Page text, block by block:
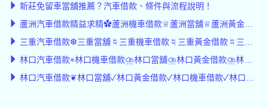
新莊免留車當舖推薦？汽車借款、條件與流程說明！
蘆洲汽車借款精益求精✿蘆洲機車借款♕蘆洲當舖♕蘆洲黃金借款♕蘆洲轉貸降息
三重汽車借款❆三重當舖♮三重機車借款♮三重黃金借款♮三重轉貸♮轉貸降息
林口汽車借款⌖林口機車借款⛈︎林口當舖⛈︎林口黃金借款⛈︎林口轉貸降息⛈︎轉貸
林口汽車借款❦林口當舖✓林口黃金借款✓林口機車借款✓林口轉貸✓轉貸降息